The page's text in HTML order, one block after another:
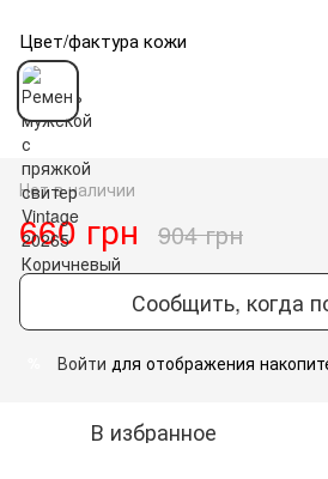
Цвет/фактура кожи
Нет в наличии
660 грн 904 грн
Сообщить, когда
Войти для отображения
В избранное